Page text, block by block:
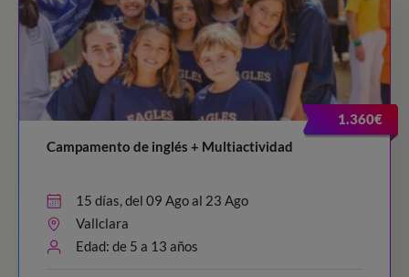
1.360€
Campamento de inglés + Multiactividad
15 días, del 09 Ago al 23 Ago
Vallclara
Edad: de 5 a 13 años